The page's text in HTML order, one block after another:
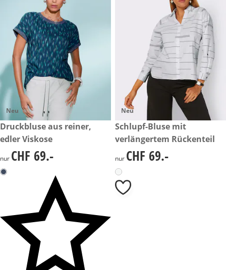
Neu
CHF 69.-
Druckbluse aus reiner,
edler Viskose
CHF 69.-
nur CHF 69.-
Neu
CHF 69.-
Schlupf-Bluse mit
verlängertem Rückenteil
CHF 69.-
nur CHF 69.-